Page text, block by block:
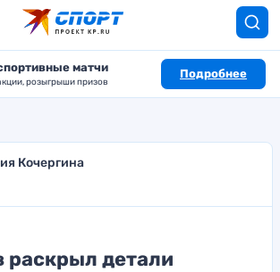
матчи
розыгрыши призов
Подробнее
Кочергина
раскрыл детали